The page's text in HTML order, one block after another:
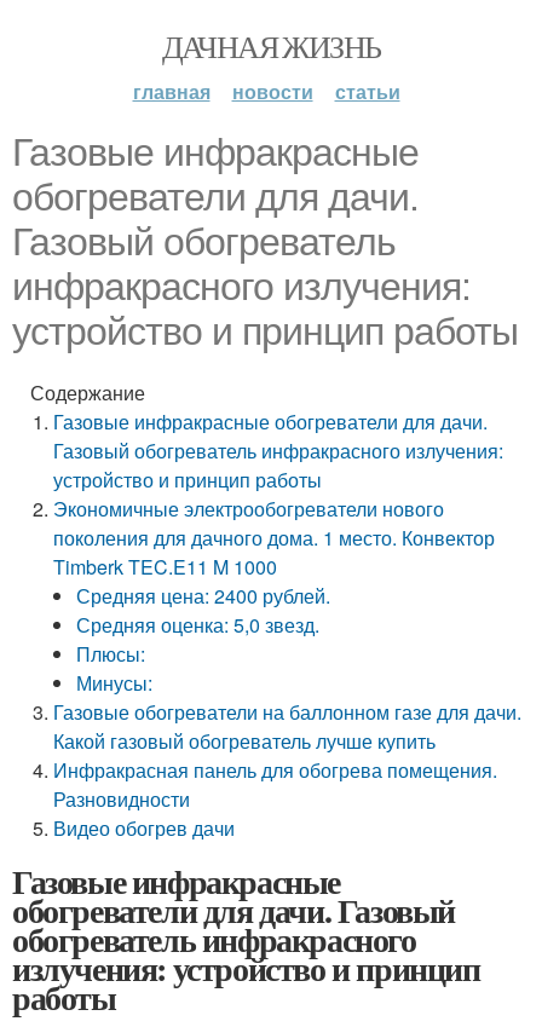
ДАЧНАЯ ЖИЗНЬ
главная новости статьи
Газовые инфракрасные
обогреватели для дачи.
Газовый обогреватель
инфракрасного излучения:
устройство и принцип работы
Содержание
Газовые инфракрасные обогреватели для дачи.
Газовый обогреватель инфракрасного излучения:
устройство и принцип работы
Экономичные электрообогреватели нового
поколения для дачного дома. 1 место. Конвектор
Timberk TEC.E11 M 1000
Средняя цена: 2400 рублей.
Средняя оценка: 5,0 звезд.
Плюсы:
Минусы:
Газовые обогреватели на баллонном газе для дачи.
Какой газовый обогреватель лучше купить
Инфракрасная панель для обогрева помещения.
Разновидности
Видео обогрев дачи
Газовые инфракрасные
обогреватели для дачи. Газовый
обогреватель инфракрасного
излучения: устройство и принцип
работы